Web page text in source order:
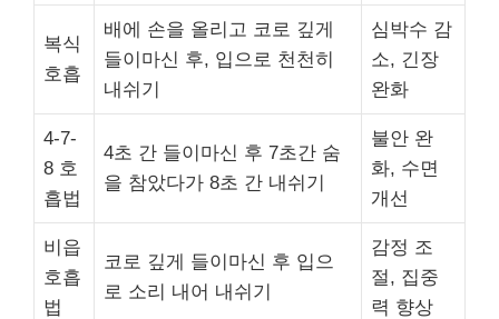
복식
호흡
배에 손을 올리고 코로 깊게
들이마신 후, 입으로 천천히
내쉬기
심박수 감
소, 긴장
완화
4-7-
8 호
흡법
4초 간 들이마신 후 7초간 숨
을 참았다가 8초 간 내쉬기
불안 완
화, 수면
개선
비읍
호흡
법
코로 깊게 들이마신 후 입으
로 소리 내어 내쉬기
감정 조
절, 집중
력 향상